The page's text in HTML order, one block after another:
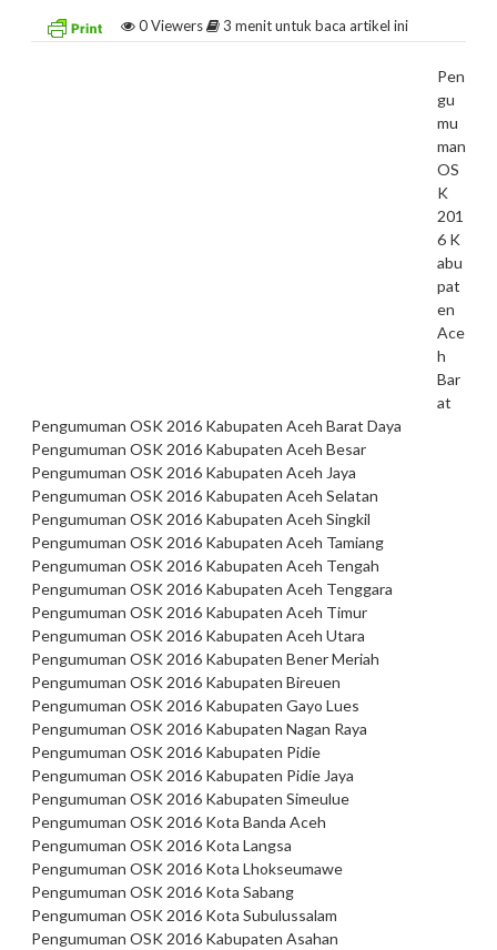
0Viewers 3 menit untuk baca artikel ini
Pen
gu
mu
man
OS
K
201
6 K
abu
pat
en
Ace
h
Bar
at
Pengumuman OSK 2016 Kabupaten Aceh Barat Daya
Pengumuman OSK 2016 Kabupaten Aceh Besar
Pengumuman OSK 2016 Kabupaten Aceh Jaya
Pengumuman OSK 2016 Kabupaten Aceh Selatan
Pengumuman OSK 2016 Kabupaten Aceh Singkil
Pengumuman OSK 2016 Kabupaten Aceh Tamiang
Pengumuman OSK 2016 Kabupaten Aceh Tengah
Pengumuman OSK 2016 Kabupaten Aceh Tenggara
Pengumuman OSK 2016 Kabupaten Aceh Timur
Pengumuman OSK 2016 Kabupaten Aceh Utara
Pengumuman OSK 2016 Kabupaten Bener Meriah
Pengumuman OSK 2016 Kabupaten Bireuen
Pengumuman OSK 2016 Kabupaten Gayo Lues
Pengumuman OSK 2016 Kabupaten Nagan Raya
Pengumuman OSK 2016 Kabupaten Pidie
Pengumuman OSK 2016 Kabupaten Pidie Jaya
Pengumuman OSK 2016 Kabupaten Simeulue
Pengumuman OSK 2016 Kota Banda Aceh
Pengumuman OSK 2016 Kota Langsa
Pengumuman OSK 2016 Kota Lhokseumawe
Pengumuman OSK 2016 Kota Sabang
Pengumuman OSK 2016 Kota Subulussalam
Pengumuman OSK 2016 Kabupaten Asahan